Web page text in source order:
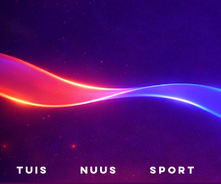
TUIS NUUS SPORT